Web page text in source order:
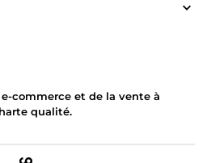
commerce et de la vente à
qualité.